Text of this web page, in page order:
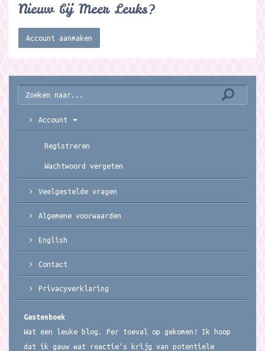
Nieuw bij Meer Leuks?
Account aanmaken
Account
Registreren
Wachtwoord vergeten
Veelgestelde vragen
Algemene voorwaarden
English
Contact
Privacyverklaring
Gastenboek
Wat een leuke blog. Per toeval op gekomen! Ik hoop
dat ik gauw wat reactie's krijg van potentiele